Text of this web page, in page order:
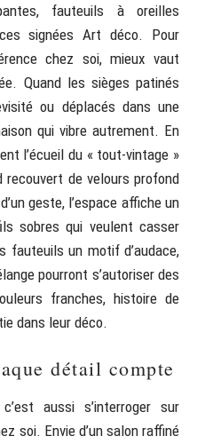
fauteuils à oreilles
signées Art déco. Pour
chez soi, mieux vaut
Quand les sièges patinés
ou déplacés dans une
qui vibre autrement. En
l’écueil du « tout-vintage »
de velours profond
geste, l’espace affiche un
sobres qui veulent casser
fauteuils un motif d’audace,
pourront s’autoriser des
franches, histoire de
dans leur déco.
détail compte
aussi s’interroger sur
soi. Envie d’un salon raffiné